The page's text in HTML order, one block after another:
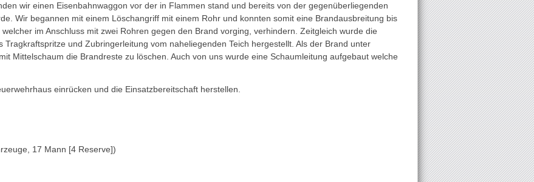
wir einen Eisenbahnwaggon vor der in Flammen stand und bereits von der gegenüberliegenden
Wir begannen mit einem Löschangriff mit einem Rohr und konnten somit eine Brandausbreitung bis
im Anschluss mit zwei Rohren gegen den Brand vorging, verhindern. Zeitgleich wurde die
Tragkraftspritze und Zubringerleitung vom naheliegenden Teich hergestellt. Als der Brand unter
Mittelschaum die Brandreste zu löschen. Auch von uns wurde eine Schaumleitung aufgebaut welche
einrücken und die Einsatzbereitschaft herstellen.
17 Mann [4 Reserve])